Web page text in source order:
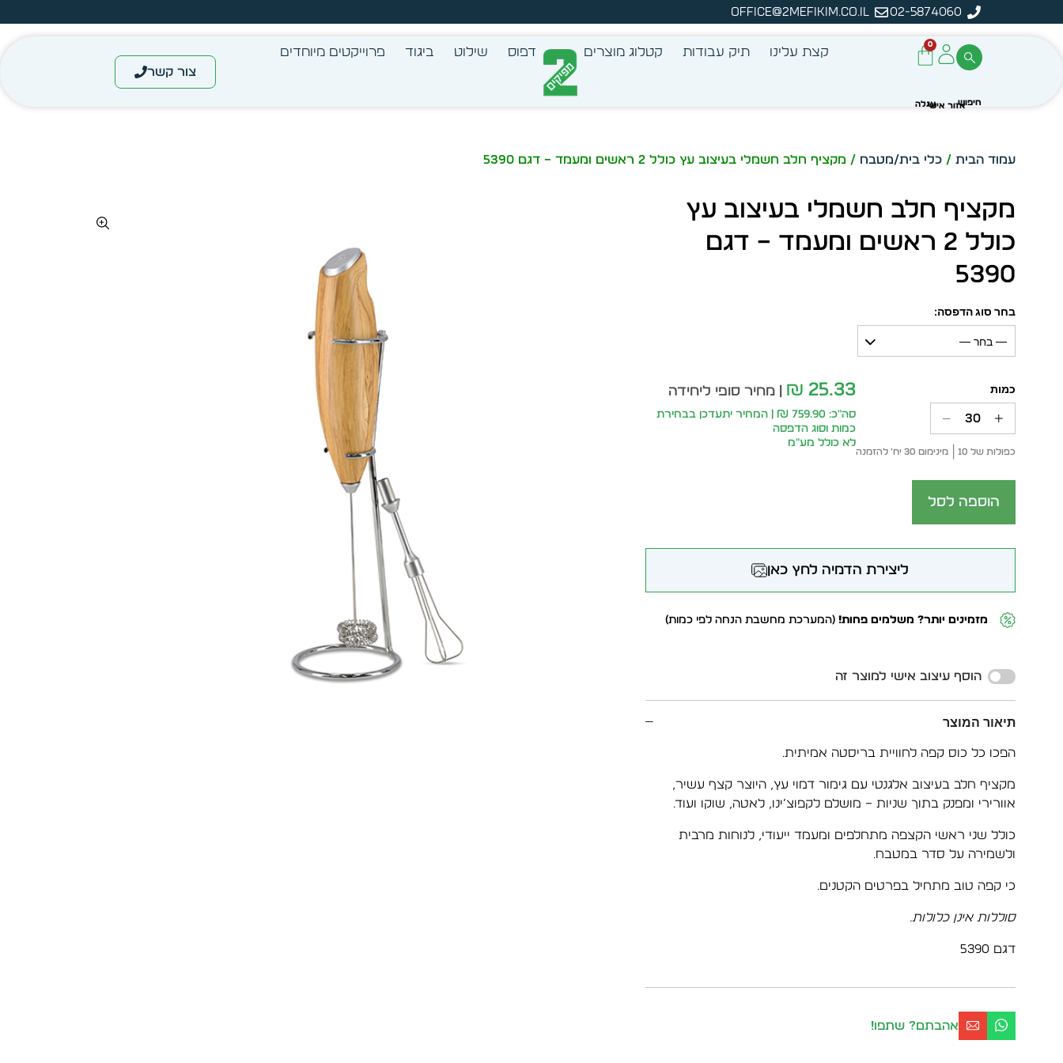
02-5874060
office@2mefikim.co.il
מיידית מתוך מלאי קיים
עצב בעצמך - הכן הדמייה לכל פריט בקלות מחיר מיידי- מותאם לפי כמות
0
קצת עלינו תיק עבודות קטלוג מוצרים דפוס שילוט ביגוד פרוייקטים מיוחדים
צור קשר
עמוד הבית /כלי בית/מטבח / מקציף חלב חשמלי בעיצוב עץ כולל 2 ראשים ומעמד – דגם 5390
מקציף חלב חשמלי בעיצוב עץ
כולל 2 ראשים ומעמד – דגם
5390
בחר סוג הדפסה:
— בחר —
כפולות של 10 מינימום 30 יח׳ להזמנה
₪ 25.33 | מחיר סופי ליחידה
סה״כ: 759.90 ₪ | המחיר יתעדכן בבחירת
כמות וסוג הדפסה
לא כולל מע״מ
הוספה לסל
ליצירת הדמיה לחץ כאן
מזמינים יותר? משלמים פחות! (המערכת מחשבת הנחה לפי כמות)
הוסף עיצוב אישי למוצר זה
תיאור המוצר
הפכו כל כוס קפה לחוויית בריסטה אמיתית.
מקציף חלב בעיצוב אלגנטי עם גימור דמוי עץ, היוצר קצף עשיר,
אוורירי ומפנק בתוך שניות – מושלם לקפוצ’ינו, לאטה, שוקו ועוד.
כולל שני ראשי הקצפה מתחלפים ומעמד ייעודי, לנוחות מרבית
ולשמירה על סדר במטבח.
כי קפה טוב מתחיל בפרטים הקטנים.
סוללות אינן כלולות.
דגם 5390
אהבתם? שתפו!